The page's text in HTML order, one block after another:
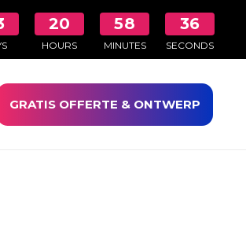
20
HOURS
58
MINUTES
35
SECONDS
openen
GRATIS OFFERTE & ONTWERP